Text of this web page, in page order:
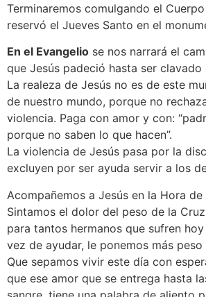
Terminaremos comulgando el
reservó el Jueves Santo en el
En el Evangelio se nos narrará el
que Jesús padeció hasta ser clavado
La realeza de Jesús no es de este
de nuestro mundo, porque no
violencia. Paga con amor y con:
porque no saben lo que hacen”.
La violencia de Jesús pasa por la
excluyen por ser ayuda servir a los
Acompañemos a Jesús en la Hora de
Sintamos el dolor del peso de la
para tantos hermanos que sufren
vez de ayudar, le ponemos más peso
Que sepamos vivir este día con
que ese amor que se entrega hasta